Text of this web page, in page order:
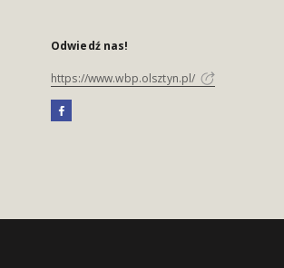
Odwiedź nas!
https://www.wbp.olsztyn.pl/